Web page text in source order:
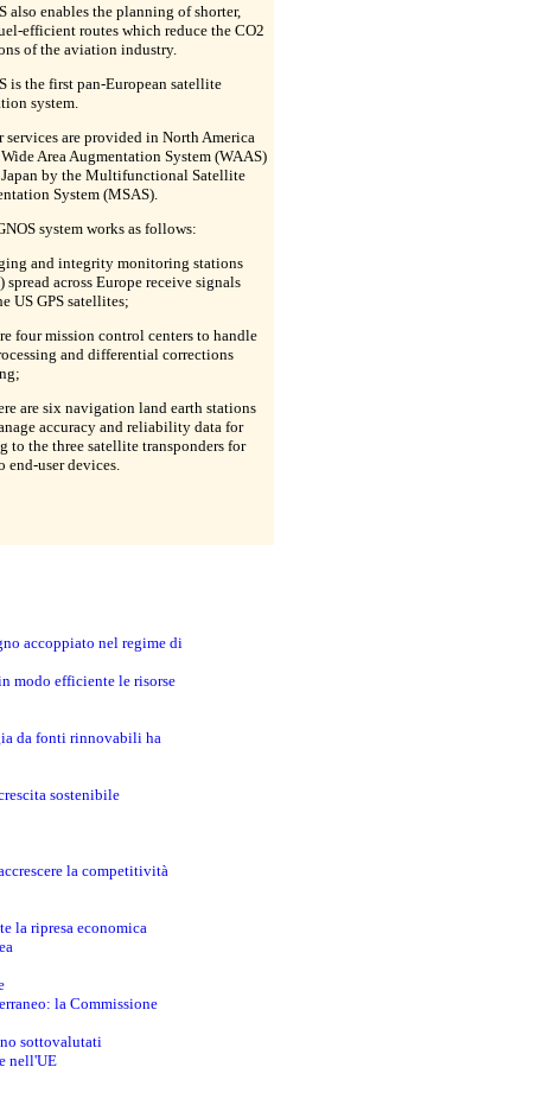
also enables the planning of shorter,
efficient routes which reduce the CO2
of the aviation industry.
is the first pan-European satellite
system.
services are provided in North America
Area Augmentation System (WAAS)
by the Multifunctional Satellite
System (MSAS).
system works as follows:
and integrity monitoring stations
spread across Europe receive signals
US GPS satellites;
four mission control centers to handle
and differential corrections
are six navigation land earth stations
accuracy and reliability data for
to the three satellite transponders for
end-user devices.
accoppiato nel regime di
modo efficiente le risorse
da fonti rinnovabili ha
sostenibile
la competitività
la ripresa economica
la Commissione
sottovalutati
nell'UE